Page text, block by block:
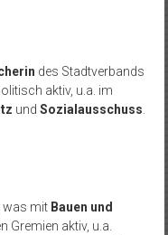
des Stadtverbands
aktiv, u.a. im
und Sozialausschuss.
was mit Bauen und
Gremien aktiv, u.a.